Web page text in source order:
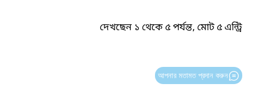
দেখছেন ১ থেকে ৫ পর্যন্ত, মোট ৫ এন্ট্রি
আপনার মতামত প্রদান করুন